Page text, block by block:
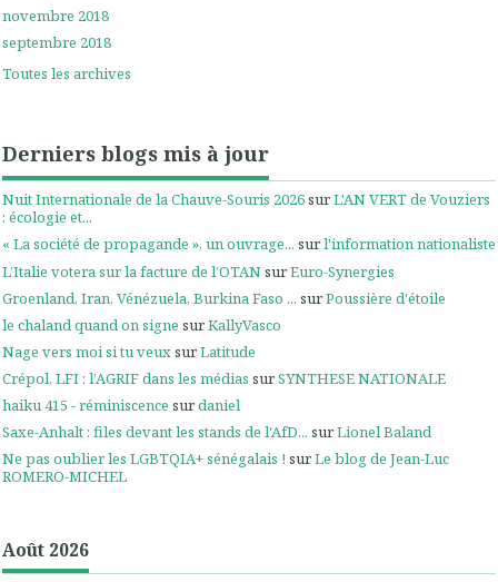
novembre 2018
septembre 2018
Toutes les archives
Derniers blogs mis à jour
Nuit Internationale de la Chauve-Souris 2026surL'AN VERT de Vouziers
: écologie et...
« La société de propagande », un ouvrage... surl'information nationaliste
L’Italie votera sur la facture de l’OTANsurEuro-Synergies
Groenland, Iran, Vénézuela, Burkina Faso ... surPoussière d'étoile
le chaland quand on signe surKallyVasco
Nage vers moi si tu veuxsurLatitude
Crépol, LFI : l’AGRIF dans les médias surSYNTHESE NATIONALE
haiku 415 - réminiscence surdaniel
Saxe-Anhalt : files devant les stands de l'AfD... surLionel Baland
Ne pas oublier les LGBTQIA+ sénégalais ! surLe blog de Jean-Luc
ROMERO-MICHEL
Août 2026